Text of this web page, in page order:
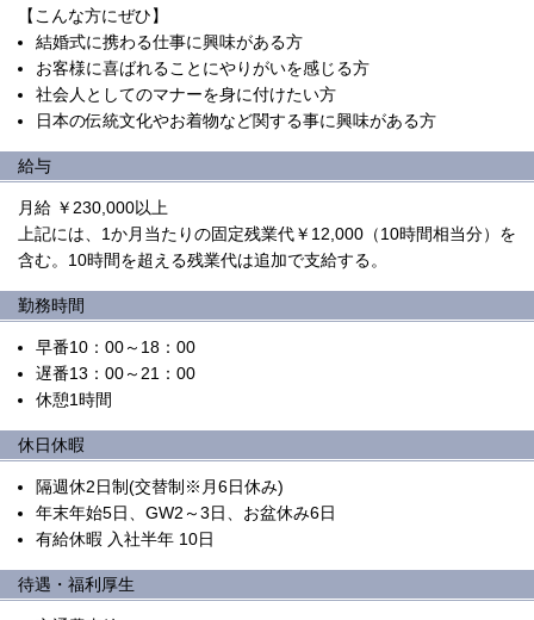
【こんな方にぜひ】
結婚式に携わる仕事に興味がある方
お客様に喜ばれることにやりがいを感じる方
社会人としてのマナーを身に付けたい方
日本の伝統文化やお着物など関する事に興味がある方
給与
月給 ￥230,000以上
上記には、1か月当たりの固定残業代￥12,000（10時間相当分）を
含む。10時間を超える残業代は追加で支給する。
勤務時間
早番10：00～18：00
遅番13：00～21：00
休憩1時間
休日休暇
隔週休2日制(交替制※月6日休み)
年末年始5日、GW2～3日、お盆休み6日
有給休暇 入社半年 10日
待遇・福利厚生